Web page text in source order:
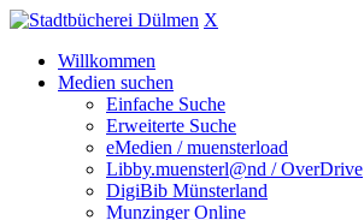
X
Willkommen
Medien suchen
Einfache Suche
Erweiterte Suche
eMedien / muensterload
Libby.muensterl@nd / OverDrive
DigiBib Münsterland
Munzinger Online